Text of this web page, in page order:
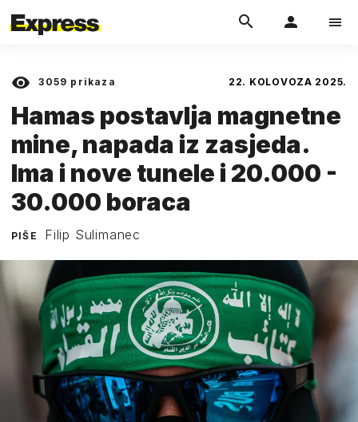
3059 prikaza 22. KOLOVOZA 2025.
Hamas postavlja magnetne
mine, napada iz zasjeda.
Ima i nove tunele i 20.000 -
30.000 boraca
PIŠE Filip Sulimanec